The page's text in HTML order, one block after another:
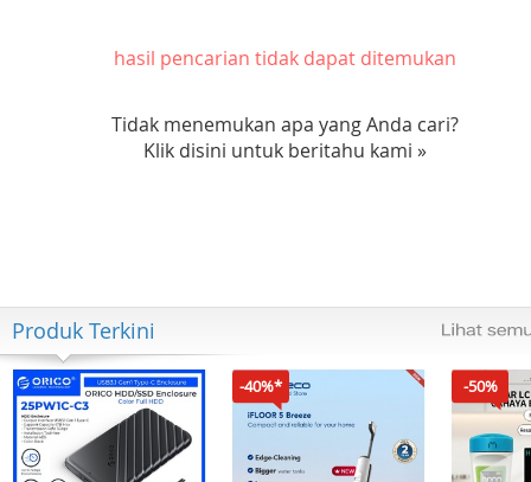
hasil pencarian tidak dapat ditemukan
Tidak menemukan apa yang Anda cari?
Klik disini untuk beritahu kami »
Produk Terkini
-40%* -50%